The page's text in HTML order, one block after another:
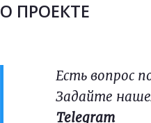
О ПРОЕКТЕ
Есть вопрос
Задайте
Telegram